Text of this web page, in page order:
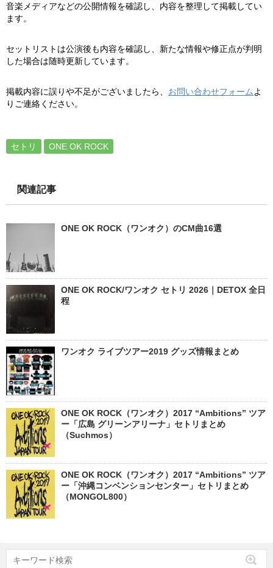
音楽メディアなどの公開情報を確認し、内容を整理して掲載してい
ます。
セットリストは公演後も内容を確認し、新たな情報や修正点が判明
した場合は随時更新しています。
掲載内容に誤りや不足がございましたら、 お問い合わせフォームよ
りご連絡ください。
セトリ ONE OK ROCK
関連記事
ONE OK ROCK（ワンオク）のCM曲16選
ONE OK ROCK/ワンオク セトリ 2026｜DETOX 全日
程
ワンオク ライブツアー2019 グッズ情報まとめ
ONE OK ROCK（ワンオク）2017 “Ambitions” ツア
ー「広島 グリーンアリーナ」セトリまとめ
（Suchmos）
ONE OK ROCK（ワンオク）2017 “Ambitions” ツア
ー「沖縄コンベンションセンター」セトリまとめ
（MONGOL800）